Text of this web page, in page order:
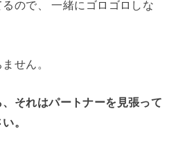
ので、 一緒にゴロゴロしな
せん。
それはパートナーを見張って
。